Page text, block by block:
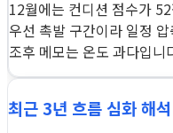
12월에는 컨디션 점수가
우선 촉발 구간이라 일정
조후 메모는 온도 과다입니
최근 3년 흐름 심화 해석